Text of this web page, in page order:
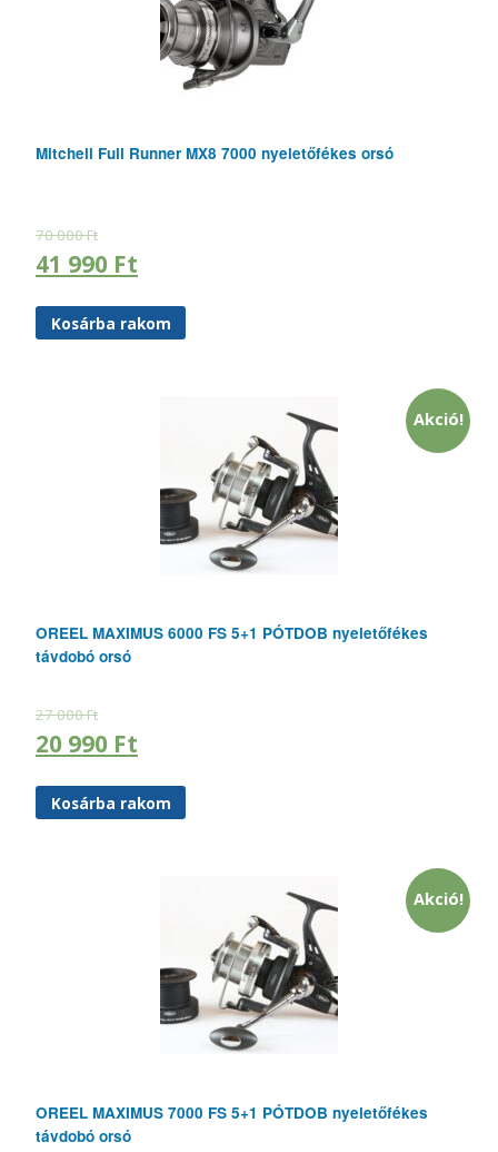
Mitchell Full Runner MX8 7000 nyeletőfékes orsó
70 000Ft
41 990 Ft
Kosárba rakom
Akció!
OREEL MAXIMUS 6000 FS 5+1 PÓTDOB nyeletőfékes
távdobó orsó
27 000Ft
20 990 Ft
Kosárba rakom
Akció!
OREEL MAXIMUS 7000 FS 5+1 PÓTDOB nyeletőfékes
távdobó orsó